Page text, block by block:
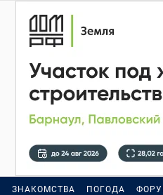
ЗНАКОМСТВА ПОГОДА